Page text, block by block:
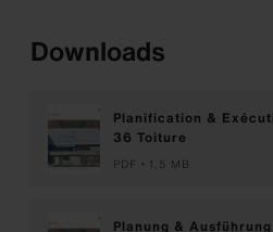
Downloads
Planification &
36 Toiture
PDF 1,5 MB
Planung &